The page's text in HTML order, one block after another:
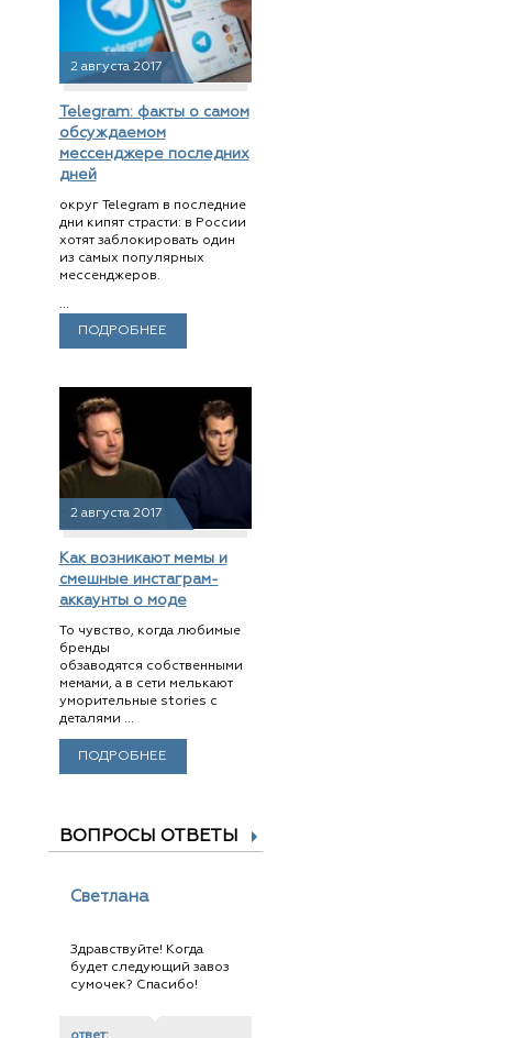
2 августа 2017
Telegram: факты о самом
обсуждаемом
мессенджере последних
дней
округ Telegram в последние
дни кипят страсти: в России
хотят заблокировать один
из самых популярных
мессенджеров.
...
ПОДРОБНЕЕ
2 августа 2017
Как возникают мемы и
смешные инстаграм-
аккаунты о моде
То чувство, когда любимые
бренды
обзаводятся собственными
мемами, а в сети мелькают
уморительные stories с
деталями ...
ПОДРОБНЕЕ
ВОПРОСЫ ОТВЕТЫ
Светлана
Здравствуйте! Когда
будет следующий завоз
сумочек? Спасибо!